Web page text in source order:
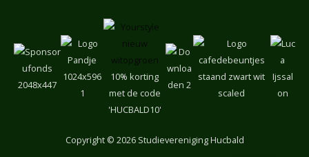
10% korting
met de code
'HUCBALD10'
Copyright© 2026 Studievereniging Hucbald